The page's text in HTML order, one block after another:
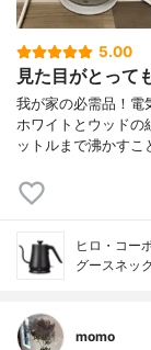
5.00
見た目がとって
我が家の必需品！電
ホワイトとウッドの
ットルまで沸かす
ヒロ・コー
グースネッ
momo